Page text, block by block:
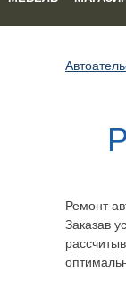
Ремонт
Заказав